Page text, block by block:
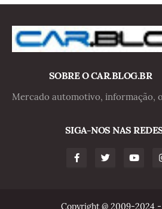
SOBRE O CAR.BLOG.BR
Mercado automotivo, informação,
SIGA-NOS NAS
Copyright @ 2009-2024 -